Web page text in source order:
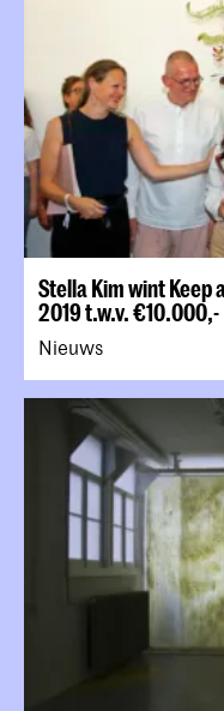
Stella Kim wint Keep
2019 t.w.v. €10.000,-
Nieuws